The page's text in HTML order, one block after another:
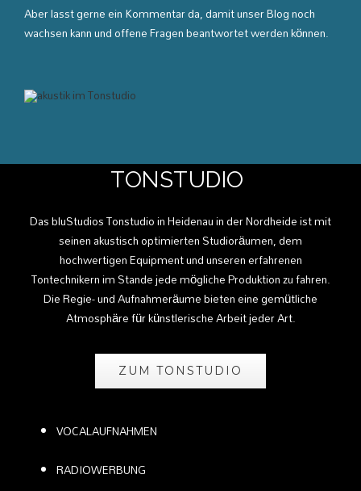
Aber lasst gerne ein Kommentar da, damit unser Blog noch
wachsen kann und offene Fragen beantwortet werden können.
TONSTUDIO
Das bluStudios Tonstudio in Heidenau in der Nordheide ist mit
seinen akustisch optimierten Studioräumen, dem
hochwertigen Equipment und unseren erfahrenen
Tontechnikern im Stande jede mögliche Produktion zu fahren.
Die Regie- und Aufnahmeräume bieten eine gemütliche
Atmosphäre für künstlerische Arbeit jeder Art.
ZUM TONSTUDIO
VOCALAUFNAHMEN
RADIOWERBUNG